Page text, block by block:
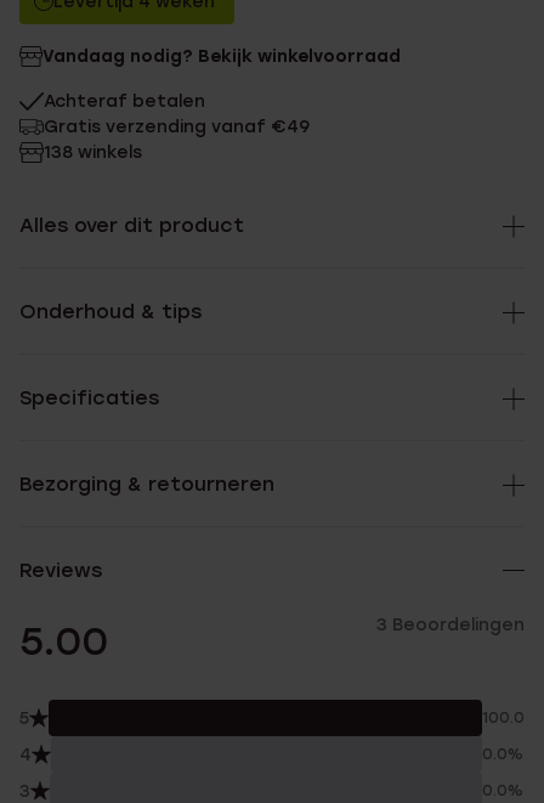
Vandaag nodig? Bekijk winkelvoorraad
Achteraf betalen
Gratis verzending vanaf €49
138 winkels
Alles over dit product
Onderhoud & tips
Specificaties
Bezorging & retourneren
Reviews
5.00 3 Beoordelingen
5 100.0%
4 0.0%
3 0.0%